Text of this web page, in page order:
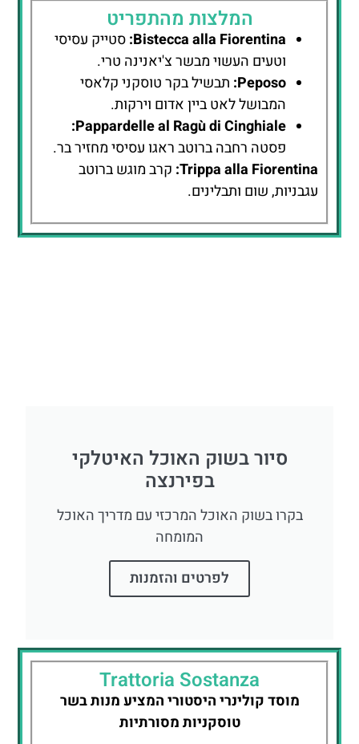
המלצות מהתפריט
Bistecca alla Fiorentina: סטייק עסיסי
וטעים העשוי מבשר צ'יאנינה טרי.
Peposo: תבשיל בקר טוסקני קלאסי
המבושל לאט ביין אדום וירקות.
Pappardelle al Ragù di Cinghiale:
פסטה רחבה ברוטב ראגו עסיסי מחזיר בר.
Trippa alla Fiorentina: קרב מוגש ברוטב
עגבניות, שום ותבלינים.
סיור בשוק האוכל האיטלקי
בפירנצה
בקרו בשוק האוכל המרכזי עם מדריך האוכל
המומחה
לפרטים והזמנות
Trattoria Sostanza
מוסד קולינרי היסטורי המציע מנות בשר
טוסקניות מסורתיות